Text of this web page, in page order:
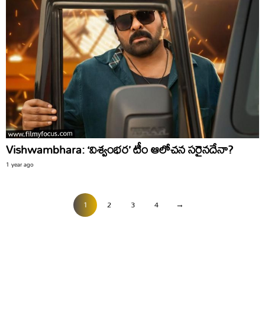
Vishwambhara: ‘విశ్వంభర’ టీం ఆలోచన సరైనదేనా?
1 year ago
1 2 3 4 →